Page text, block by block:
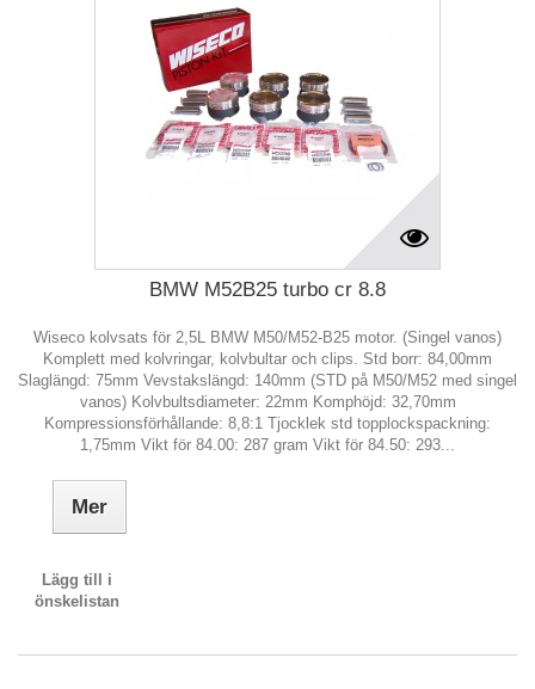
BMW M52B25 turbo cr 8.8
Wiseco kolvsats för 2,5L BMW M50/M52-B25 motor. (Singel vanos)
Komplett med kolvringar, kolvbultar och clips. Std borr: 84,00mm
Slaglängd: 75mm Vevstakslängd: 140mm (STD på M50/M52 med singel
vanos) Kolvbultsdiameter: 22mm Komphöjd: 32,70mm
Kompressionsförhållande: 8,8:1 Tjocklek std topplockspackning:
1,75mm Vikt för 84.00: 287 gram Vikt för 84.50: 293...
Mer
Lägg till i
önskelistan